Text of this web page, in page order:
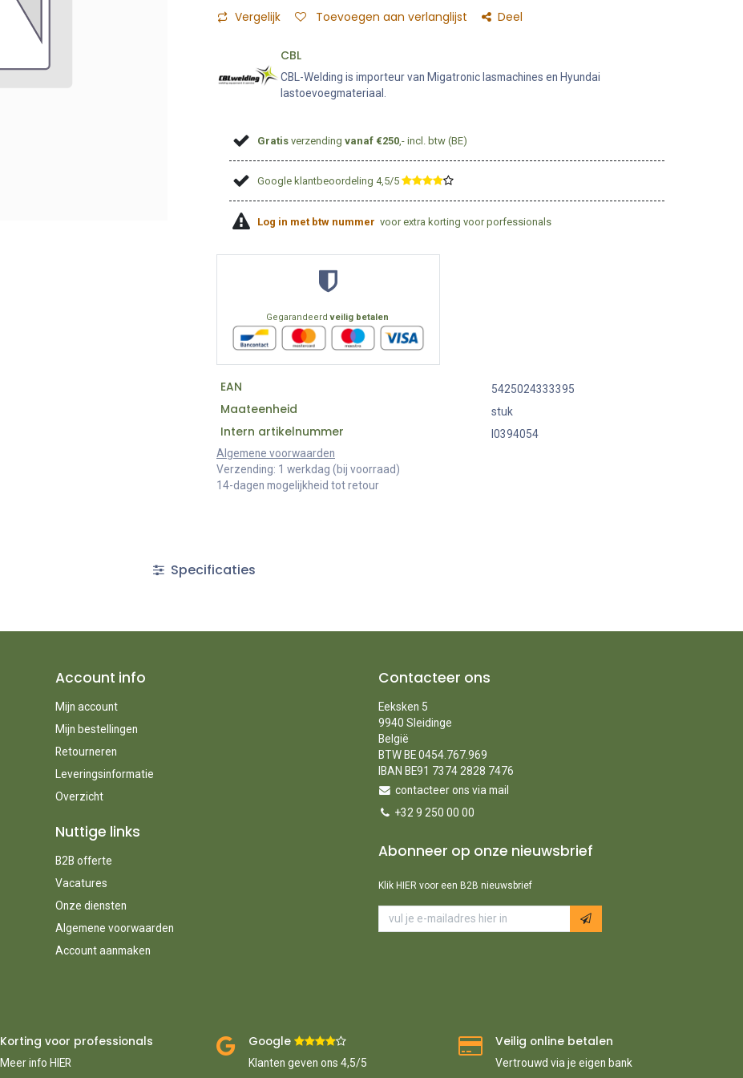
Vergelijk Toevoegen aan verlanglijst Deel
CBL
CBL-Welding is importeur van Migatronic lasmachines en Hyundai
lastoevoegmateriaal.
Gratis verzendingvanaf €250 ,- incl. btw (BE)
Google klantbeoordeling 4,5/5 ​
Log in met btw nummer voor extra korting voor porfessionals
Gegarandeerdveilig betalen
EAN 5425024333395
Maateenheid stuk
Intern artikelnummer
I0394054
Algemene voorwaarden
Verzending: 1 werkdag (bij voorraad)
14-dagen mogelijkheid tot retour
Specificaties
Account info
Mijn account
Mijn bestellingen
Retourneren
Leveringsinformatie
Overzicht
Nuttige links
B2B offerte
Vacatures
Onze diensten
Algemene voorwaarden
Account aanmaken
Contacteer ons
Eeksken 5
9940 Sleidinge
België
BTW BE 0454.767.969
IBAN BE91 7374 2828 7476
contacteer ons via mail
+32 9 250 00 00
Abonneer op onze nieuwsbrief
Klik HIER voor een B2B nieuwsbrief
Korting voor professionals
Meer info HIER
Google ​
Klanten geven ons 4,5/5
Veilig online betalen
Vertrouwd via je eigen bank